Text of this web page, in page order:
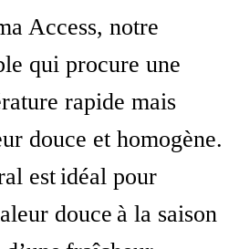
Access, notre
qui procure une
rapide mais
douce et homogène.
est idéal pour
douce à la saison